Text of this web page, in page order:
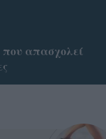
που απασχολεί